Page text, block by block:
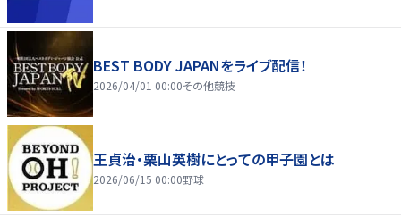
BEST BODY JAPANをライブ配信！
2026/04/01 00:00その他競技
王貞治・栗山英樹にとっての甲子園とは
2026/06/15 00:00野球